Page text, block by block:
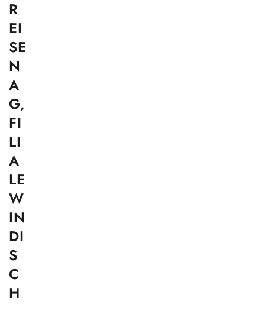
R
EI
SE
N
A
G,
FI
LI
A
LE
W
IN
DI
S
C
H